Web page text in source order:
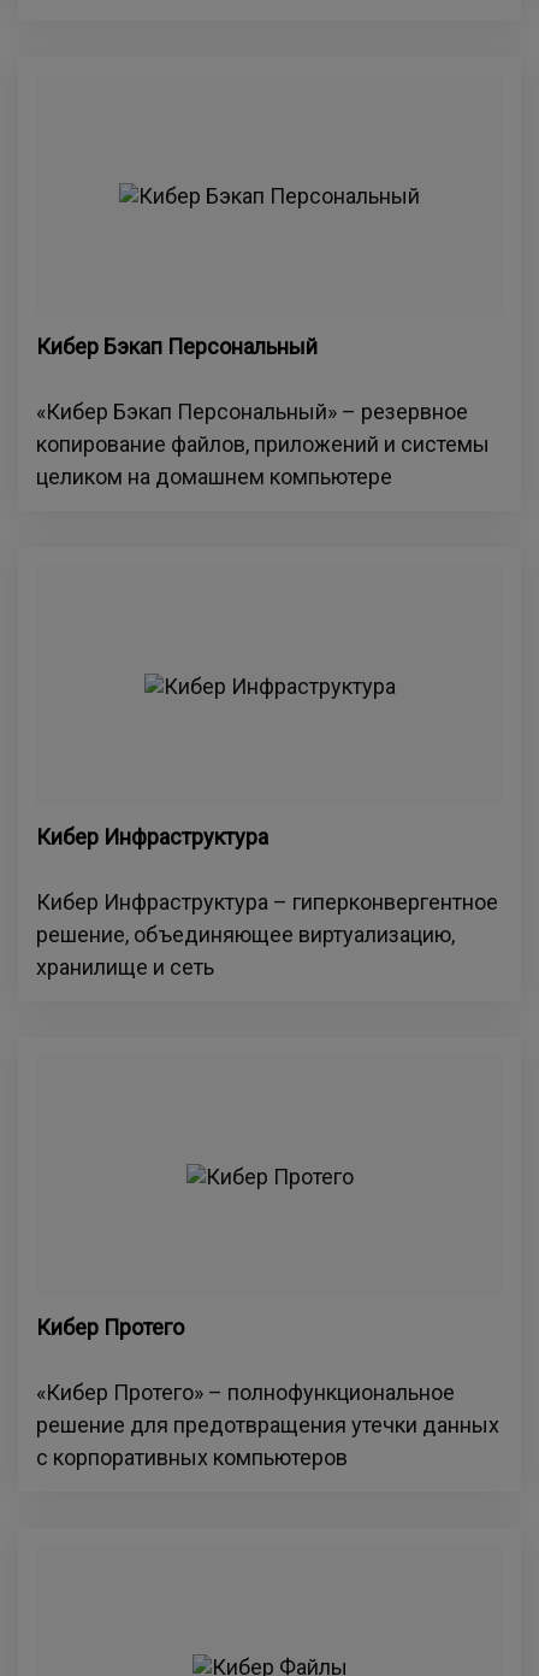
Кибер Бэкап Персональный
«Кибер Бэкап Персональный» – резервное
копирование файлов, приложений и системы
целиком на домашнем компьютере
Кибер Инфраструктура
Кибер Инфраструктура – гиперконвергентное
решение, объединяющее виртуализацию,
хранилище и сеть
Кибер Протего
«Кибер Протего» – полнофункциональное
решение для предотвращения утечки данных
с корпоративных компьютеров